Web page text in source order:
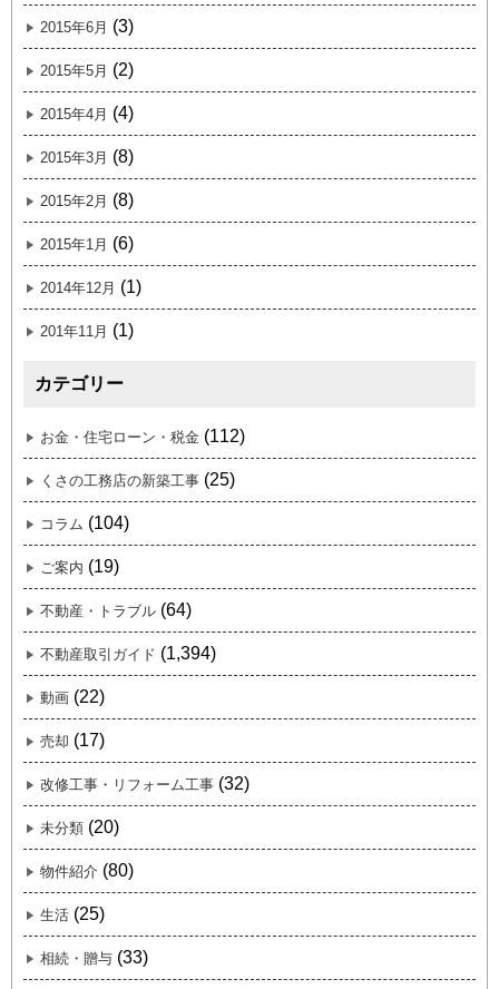
2015年6月 (3)
2015年5月 (2)
2015年4月 (4)
2015年3月 (8)
2015年2月 (8)
2015年1月 (6)
2014年12月 (1)
201年11月 (1)
カテゴリー
お金・住宅ローン・税金 (112)
くさの工務店の新築工事 (25)
コラム (104)
ご案内 (19)
不動産・トラブル (64)
不動産取引ガイド (1,394)
動画 (22)
売却 (17)
改修工事・リフォーム工事 (32)
未分類 (20)
物件紹介 (80)
生活 (25)
相続・贈与 (33)